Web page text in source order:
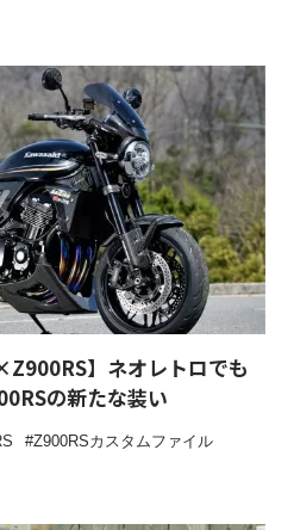
】ネオレトロでも
の新たな装い
Z900RSカスタムファイル